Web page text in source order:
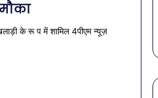
के रू प में शामिल 4पीएम न्यूज़
में डाइट में शामिल करें ये 7